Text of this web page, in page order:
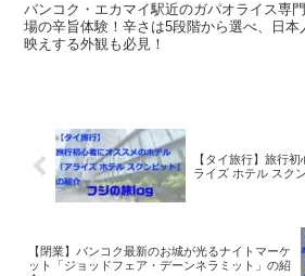
バンコク・エカマイ駅近のガパオライス専
場の辛旨体験！辛さは5段階から選べ、日
映えする外観も必見！
【タイ旅行】旅行
ライズ ホテル スク
【閉業】バンコク最新のお城が光るナイトマーケ
ット「ジョッドフェア・デーンネラミット」の紹